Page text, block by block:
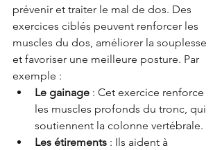
prévenir et traiter le mal de dos. Des
exercices ciblés peuvent renforcer les
muscles du dos, améliorer la souplesse
et favoriser une meilleure posture. Par
exemple :
Le gainage : Cet exercice renforce
les muscles profonds du tronc, qui
soutiennent la colonne vertébrale.
Les étirements : Ils aident à